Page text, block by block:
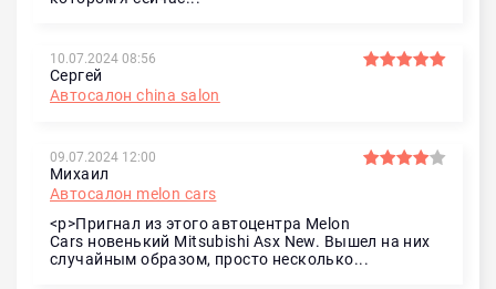
10.07.2024 08:56
Сергей
Автосалон china salon
09.07.2024 12:00
Михаил
Автосалон melon cars
<p>Пригнал из этого автоцентра Melon
Cars новенький Mitsubishi Asx New. Вышел на них
случайным образом, просто несколько...